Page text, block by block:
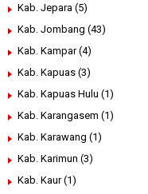
Kab. Jepara (5)
Kab. Jombang (43)
Kab. Kampar (4)
Kab. Kapuas (3)
Kab. Kapuas Hulu (1)
Kab. Karangasem (1)
Kab. Karawang (1)
Kab. Karimun (3)
Kab. Kaur (1)